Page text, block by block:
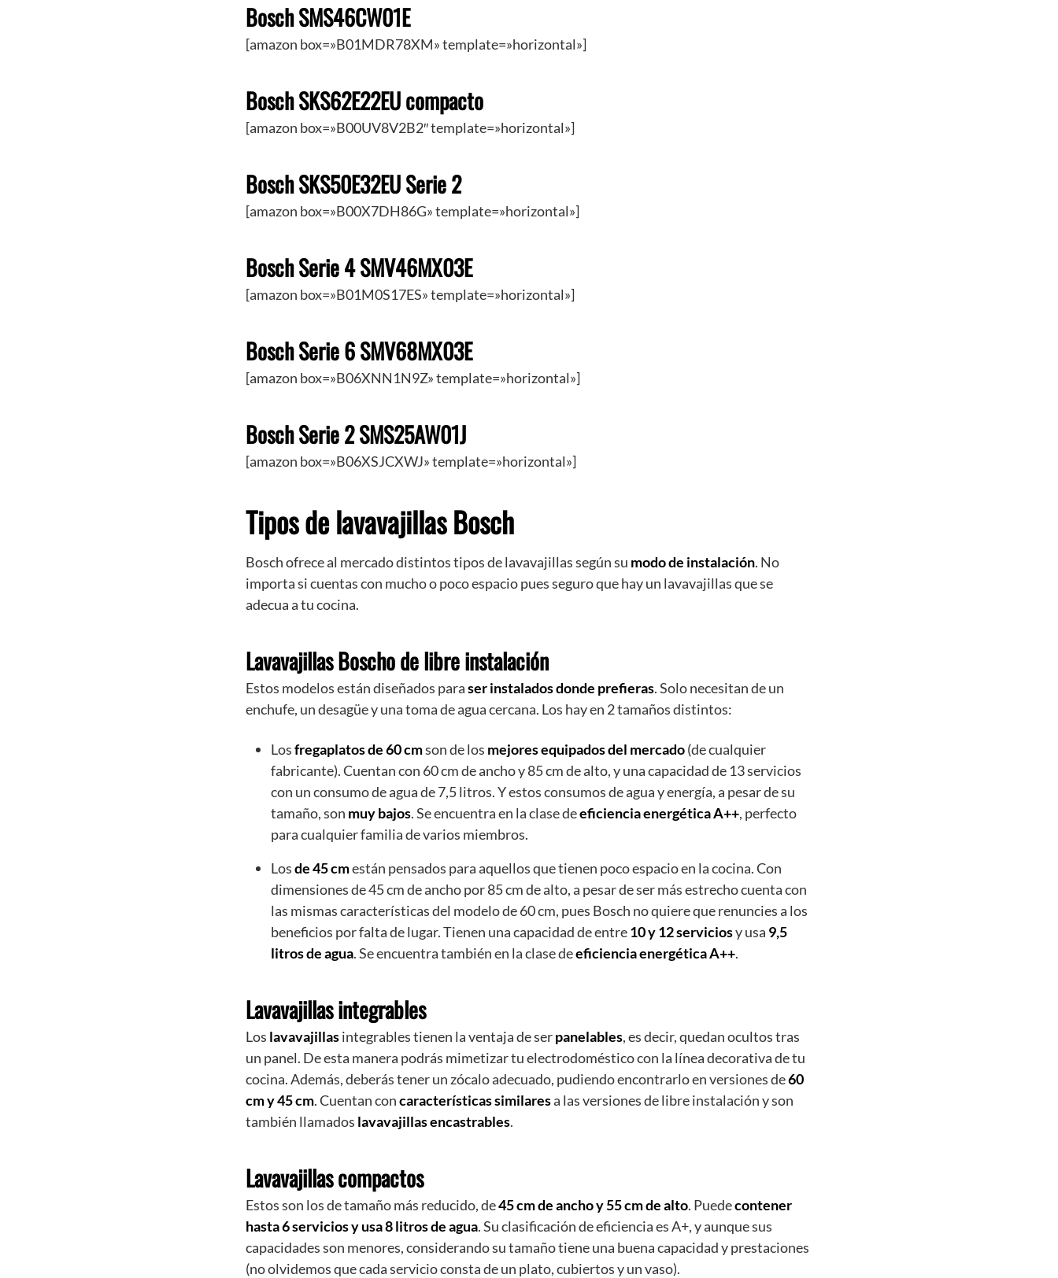
Bosch SMS46CW01E
[amazon box=»B01MDR78XM» template=»horizontal»]
Bosch SKS62E22EU compacto
[amazon box=»B00UV8V2B2″ template=»horizontal»]
Bosch SKS50E32EU Serie 2
[amazon box=»B00X7DH86G» template=»horizontal»]
Bosch Serie 4 SMV46MX03E
[amazon box=»B01M0S17ES» template=»horizontal»]
Bosch Serie 6 SMV68MX03E
[amazon box=»B06XNN1N9Z» template=»horizontal»]
Bosch Serie 2 SMS25AW01J
[amazon box=»B06XSJCXWJ» template=»horizontal»]
Tipos de lavavajillas Bosch
Bosch ofrece al mercado distintos tipos de lavavajillas según su modo de instalación. No
importa si cuentas con mucho o poco espacio pues seguro que hay un lavavajillas que se
adecua a tu cocina.
Lavavajillas Boscho de libre instalación
Estos modelos están diseñados paraser instalados donde prefieras. Solo necesitan de un
enchufe, un desagüe y una toma de agua cercana. Los hay en 2 tamaños distintos:
Losfregaplatos de 60 cmson de los mejores equipados del mercado(de cualquier
fabricante). Cuentan con 60 cm de ancho y 85 cm de alto, y una capacidad de 13 servicios
con un consumo de agua de 7,5 litros. Y estos consumos de agua y energía, a pesar de su
tamaño, son muy bajos. Se encuentra en la clase deeficiencia energética A++, perfecto
para cualquier familia de varios miembros.
Losde 45 cmestán pensados para aquellos que tienen poco espacio en la cocina. Con
dimensiones de 45 cm de ancho por 85 cm de alto, a pesar de ser más estrecho cuenta con
las mismas características del modelo de 60 cm, pues Bosch no quiere que renuncies a los
beneficios por falta de lugar. Tienen una capacidad de entre10 y 12 serviciosy usa 9,5
litros de agua. Se encuentra también en la clase deeficiencia energética A++.
Lavavajillas integrables
Los lavavajillasintegrables tienen la ventaja de serpanelables, es decir, quedan ocultos tras
un panel. De esta manera podrás mimetizar tu electrodoméstico con la línea decorativa de tu
cocina. Además, deberás tener un zócalo adecuado, pudiendo encontrarlo en versiones de60
cm y 45 cm. Cuentan concaracterísticas similaresa las versiones de libre instalación y son
también llamados lavavajillas encastrables.
Lavavajillas compactos
Estos son los de tamaño más reducido, de45 cm de ancho y 55 cm de alto. Puedecontener
hasta 6 servicios y usa 8 litros de agua. Su clasificación de eficiencia es A+, y aunque sus
capacidades son menores, considerando su tamaño tiene una buena capacidad y prestaciones
(no olvidemos que cada servicio consta de un plato, cubiertos y un vaso).